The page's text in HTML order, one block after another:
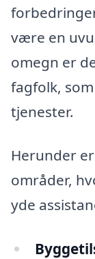
være en
omegn er
fagfolk,
tjenester.
Herunder
områder,
yde